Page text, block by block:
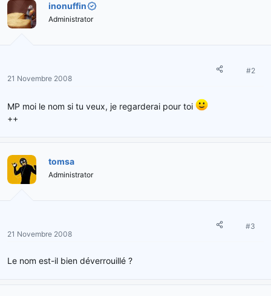
inonuffin
Administrator
21 Novembre 2008
#2
MP moi le nom si tu veux, je regarderai pour toi
++
tomsa
Administrator
21 Novembre 2008
#3
Le nom est-il bien déverrouillé ?